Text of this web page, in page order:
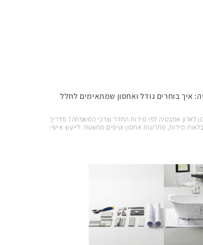
איך בוחרים גודל ואחסון שמתאימים לחלל
לארון אמבטיה לפי מידות החדר וצרכי המשפחה? מדריך
מידות, פתרונות אחסון וטיפים מהשטח. לייעוץ אישי: